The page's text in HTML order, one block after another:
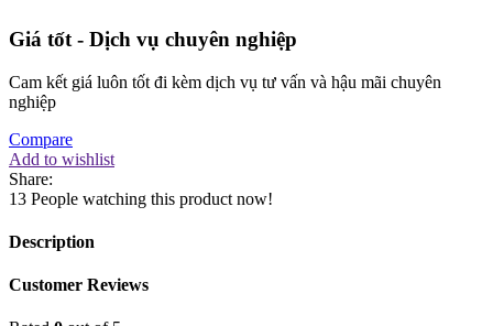
Giá tốt - Dịch vụ chuyên nghiệp
Cam kết giá luôn tốt đi kèm dịch vụ tư vấn và hậu mãi chuyên
nghiệp
Compare
Add to wishlist
Share:
13 People watching this product now!
Description
Customer Reviews